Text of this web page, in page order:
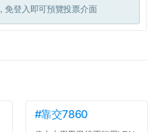
，免登入即可預覽投票介面
#靠交7860